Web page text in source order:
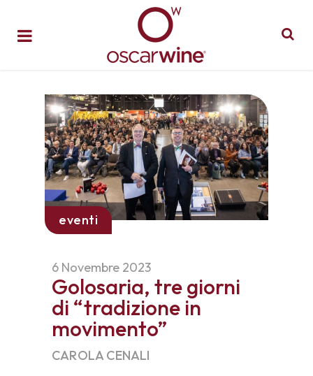
eventi
6 Novembre 2023
Golosaria, tre giorni
di “tradizione in
movimento”
CAROLA CENALI